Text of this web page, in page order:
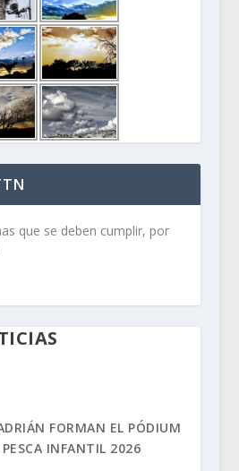
que se deben cumplir, por
FORMAN EL PÓDIUM
INFANTIL 2026